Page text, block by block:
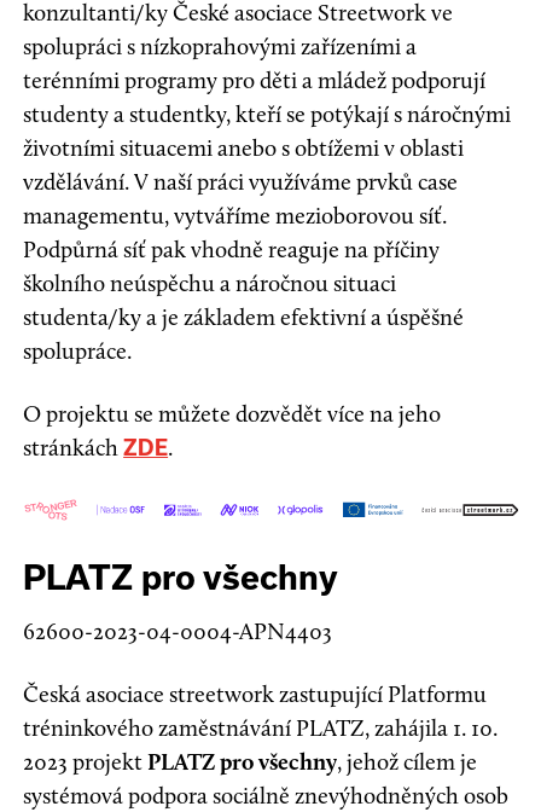
konzultanti/ky České asociace Streetwork ve
spolupráci s nízkoprahovými zařízeními a
terénními programy pro děti a mládež podporují
studenty a studentky, kteří se potýkají s náročnými
životními situacemi anebo s obtížemi v oblasti
vzdělávání. V naší práci využíváme prvků case
managementu, vytváříme mezioborovou síť.
Podpůrná síť pak vhodně reaguje na příčiny
školního neúspěchu a náročnou situaci
studenta/ky a je základem efektivní a úspěšné
spolupráce.
O projektu se můžete dozvědět více na jeho
stránkáchZDE.
PLATZ pro všechny
62600-2023-04-0004-APN4403
Česká asociace streetwork zastupující Platformu
tréninkového zaměstnávání PLATZ, zahájila 1. 10.
2023 projektPLATZ pro všechny, jehož cílem je
systémová podpora sociálně znevýhodněných osob